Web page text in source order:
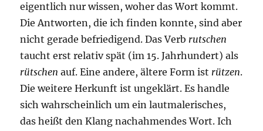
eigentlich nur wissen, woher das Wort kommt.
Die Antworten, die ich finden konnte, sind aber
nicht gerade befriedigend. Das Verb rutschen
taucht erst relativ spät (im 15. Jahrhundert) als
rütschen auf. Eine andere, ältere Form ist rützen.
Die weitere Herkunft ist ungeklärt. Es handle
sich wahrscheinlich um ein lautmalerisches,
das heißt den Klang nachahmendes Wort. Ich